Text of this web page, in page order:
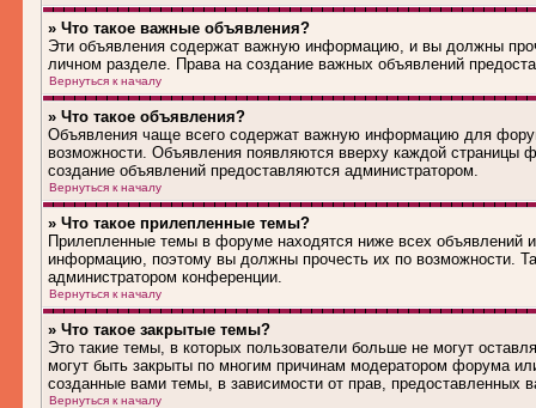
» Что такое важные объявления?
Эти объявления содержат важную информацию, и вы должны
личном разделе. Права на создание важных объявлений
Вернуться к началу
» Что такое объявления?
Объявления чаще всего содержат важную информацию для
возможности. Объявления появляются вверху каждой
создание объявлений предоставляются администратором.
Вернуться к началу
» Что такое прилепленные темы?
Прилепленные темы в форуме находятся ниже всех объявлений
информацию, поэтому вы должны прочесть их по возможности.
администратором конференции.
Вернуться к началу
» Что такое закрытые темы?
Это такие темы, в которых пользователи больше не могут
могут быть закрыты по многим причинам модератором форума
созданные вами темы, в зависимости от прав, предоставленных
Вернуться к началу